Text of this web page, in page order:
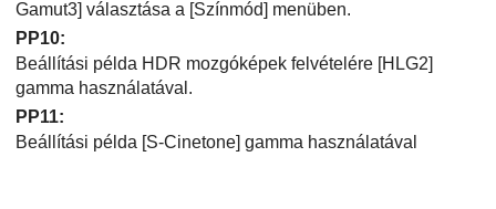
Gamut3] választása a [Színmód] menüben.
PP10:
Beállítási példa HDR mozgóképek felvételére [HLG2]
gamma használatával.
PP11:
Beállítási példa [S-Cinetone] gamma használatával